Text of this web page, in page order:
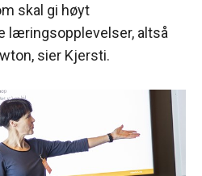
skal gi høyt
læringsopplevelser, altså
sier Kjersti.